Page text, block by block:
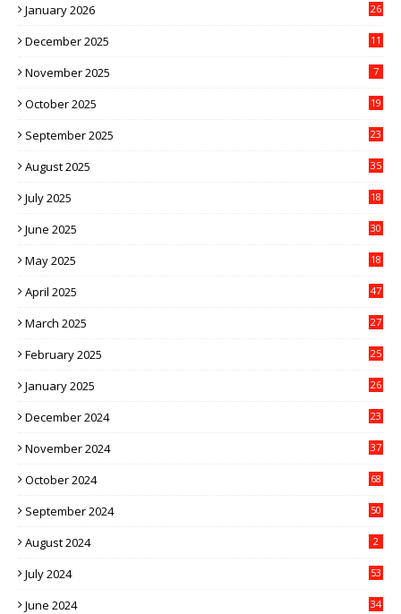
January 2026 26
December 2025 11
November 2025 7
October 2025 19
September 2025 23
August 2025 35
July 2025 18
June 2025 30
May 2025 18
April 2025 47
March 2025 27
February 2025 25
January 2025 26
December 2024 23
November 2024 37
October 2024 68
September 2024 50
August 2024 2
July 2024 53
June 2024 34